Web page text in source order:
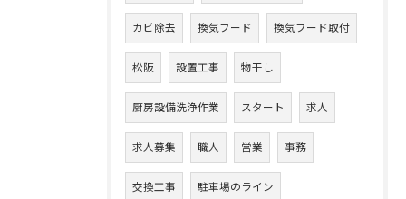
カビ除去 換気フード 換気フード取付
松阪 設置工事 物干し
厨房設備洗浄作業 スタート 求人
求人募集 職人 営業 事務
交換工事 駐車場のライン